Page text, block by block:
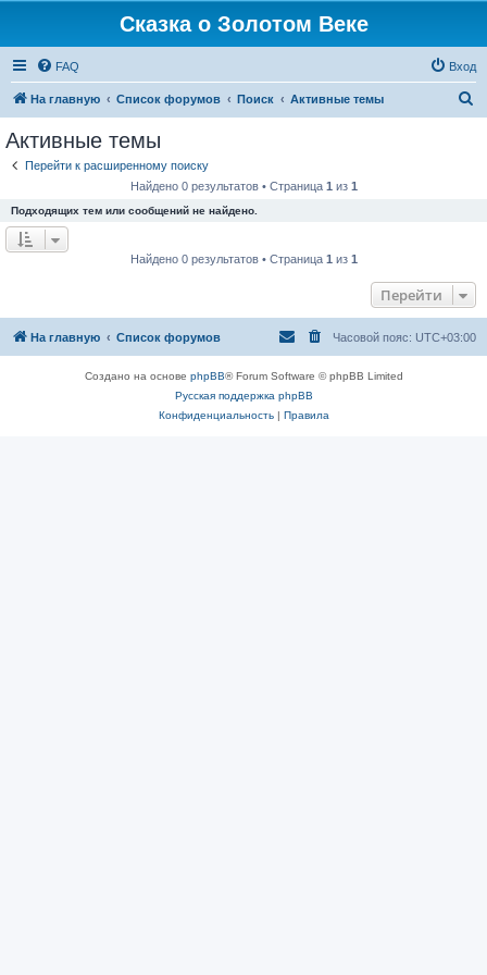
Сказка о Золотом Веке
FAQ Вход
На главную Список форумов Поиск Активные темы
Активные темы
Перейти к расширенному поиску
Найдено 0 результатов • Страница 1 из 1
Подходящих тем или сообщений не найдено.
Найдено 0 результатов • Страница 1 из 1
Перейти
На главную Список форумов Часовой пояс: UTC+03:00
Создано на основе phpBB® Forum Software © phpBB Limited
Русская поддержка phpBB
Конфиденциальность| Правила